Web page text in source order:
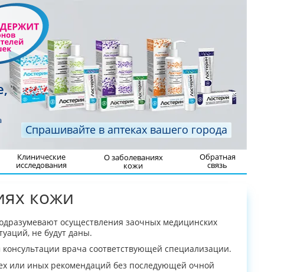
Спрашивайте в аптеках вашего города
Клинические
исследования
О заболеваниях
кожи
Обратная
связь
кожи
осуществления заочных медицинских
не будут даны.
врача соответствующей специализации.
или иных рекомендаций без последующей очной